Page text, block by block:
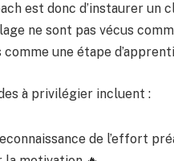
est donc d’instaurer un
ne sont pas vécus
comme une étape
à privilégier incluent :
de l’effort